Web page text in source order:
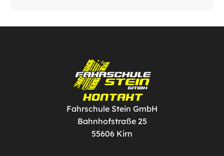
KONTAKT
Fahrschule Stein GmbH
Bahnhofstraße 25
55606 Kirn